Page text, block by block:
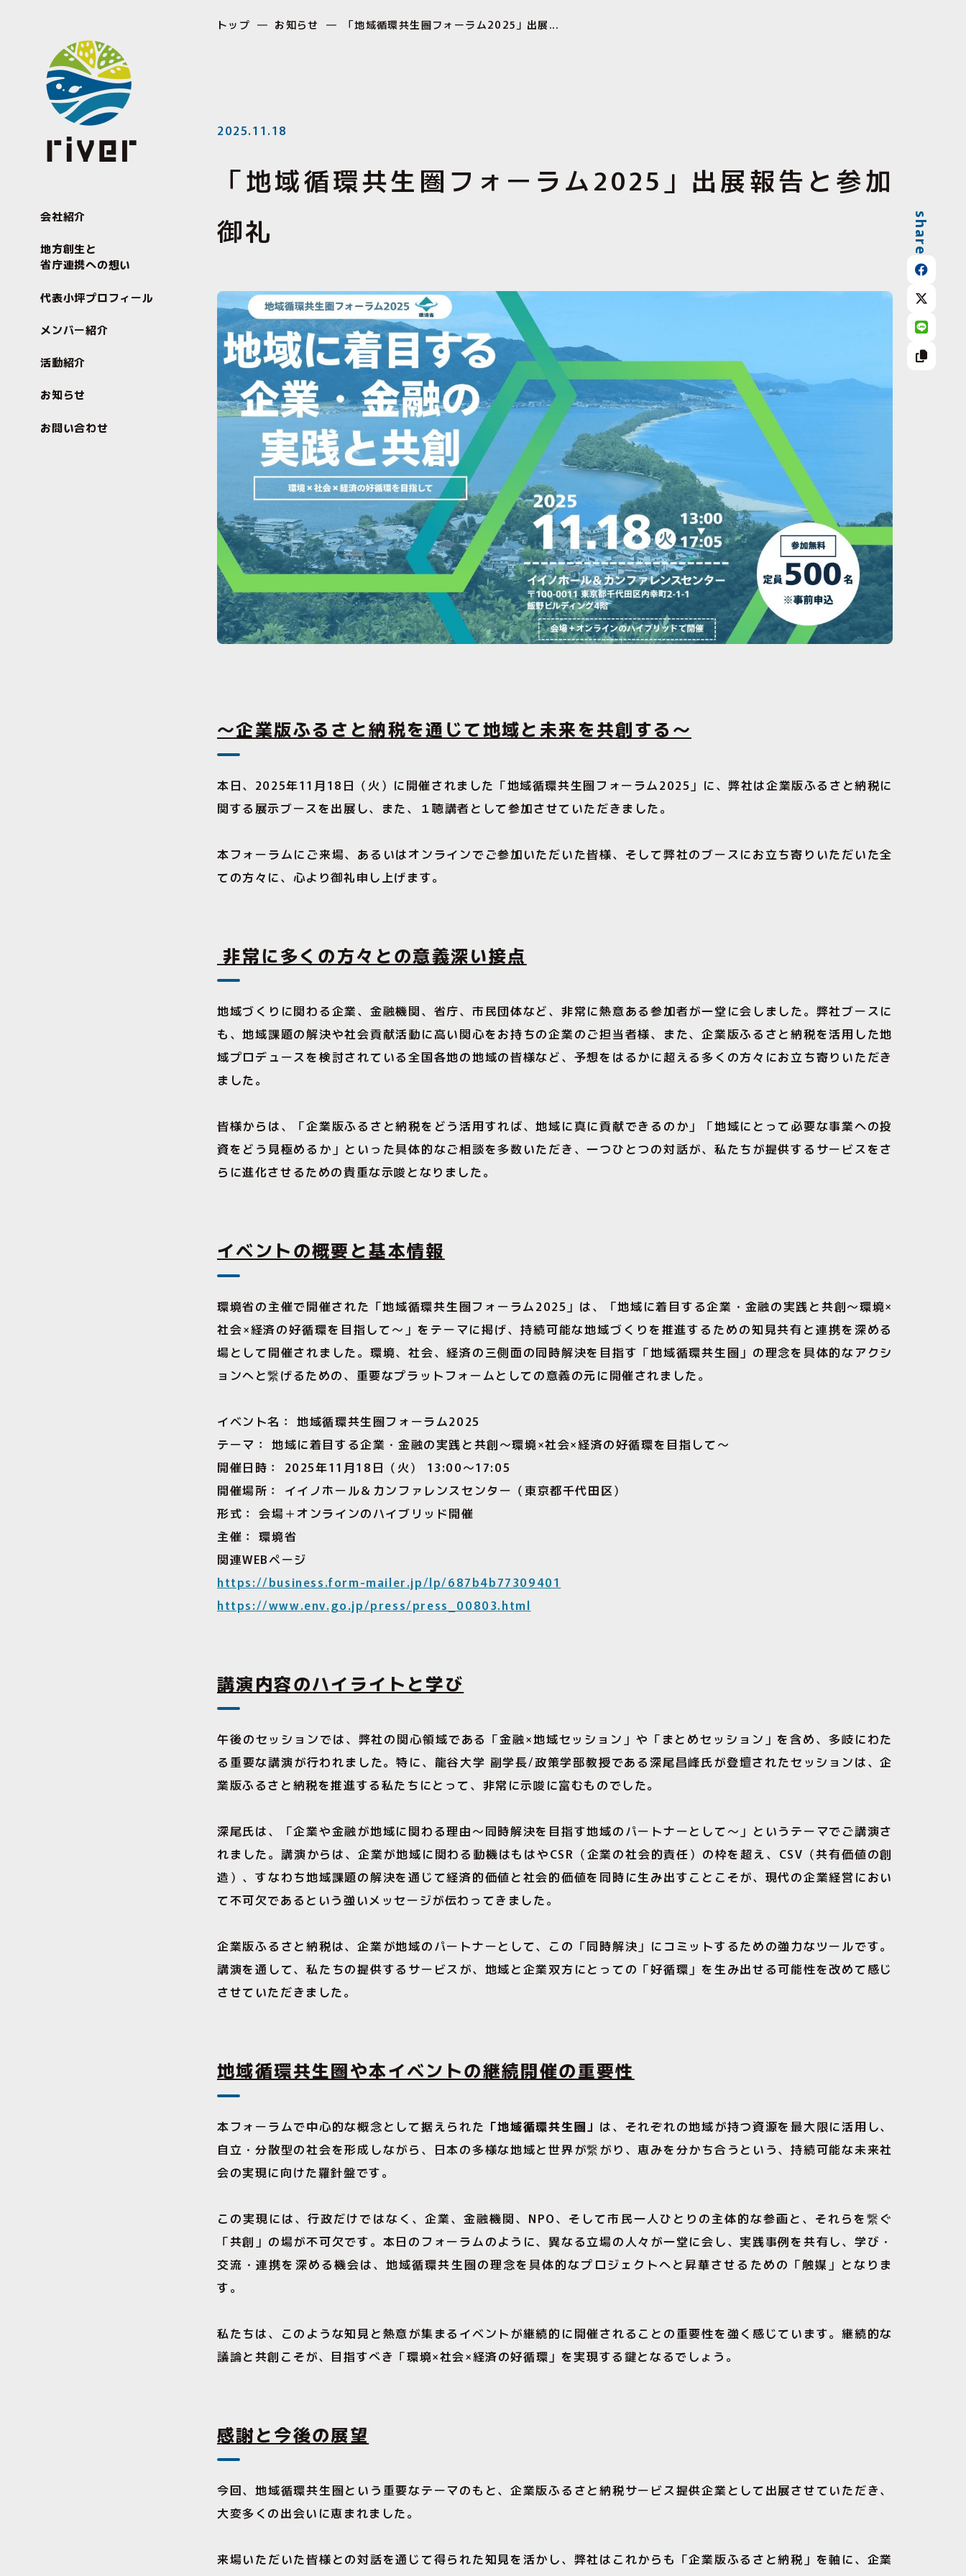
会社紹介
地方創生と
省庁連携への想い
代表小坪プロフィール
メンバー紹介
活動紹介
お知らせ
お問い合わせ
トップ お知らせ 「地域循環共生圏フォーラム2025」出展...
2025.11.18
「地域循環共生圏フォーラム2025」出展報告と参加
御礼
share
〜企業版ふるさと納税を通じて地域と未来を共創する〜
本日、2025年11月18日（火）に開催されました「地域循環共生圏フォーラム2025」に、弊社は企業版ふるさと納税に
関する展示ブースを出展し、また、１聴講者として参加させていただきました。
本フォーラムにご来場、あるいはオンラインでご参加いただいた皆様、そして弊社のブースにお立ち寄りいただいた全
ての方々に、心より御礼申し上げます。
非常に多くの方々との意義深い接点
地域づくりに関わる企業、金融機関、省庁、市民団体など、非常に熱意ある参加者が一堂に会しました。弊社ブースに
も、地域課題の解決や社会貢献活動に高い関心をお持ちの企業のご担当者様、また、企業版ふるさと納税を活用した地
域プロデュースを検討されている全国各地の地域の皆様など、予想をはるかに超える多くの方々にお立ち寄りいただき
ました。
皆様からは、「企業版ふるさと納税をどう活用すれば、地域に真に貢献できるのか」「地域にとって必要な事業への投
資をどう見極めるか」といった具体的なご相談を多数いただき、一つひとつの対話が、私たちが提供するサービスをさ
らに進化させるための貴重な示唆となりました。
イベントの概要と基本情報
環境省の主催で開催された「地域循環共生圏フォーラム2025」は、「地域に着目する企業・金融の実践と共創〜環境×
社会×経済の好循環を目指して〜」をテーマに掲げ、持続可能な地域づくりを推進するための知見共有と連携を深める
場として開催されました。環境、社会、経済の三側面の同時解決を目指す「地域循環共生圏」の理念を具体的なアクシ
ョンへと繋げるための、重要なプラットフォームとしての意義の元に開催されました。
イベント名： 地域循環共生圏フォーラム2025
テーマ： 地域に着目する企業・金融の実践と共創〜環境×社会×経済の好循環を目指して〜
開催日時： 2025年11月18日（火） 13:00〜17:05
開催場所： イイノホール＆カンファレンスセンター（東京都千代田区）
形式： 会場＋オンラインのハイブリッド開催
主催： 環境省
関連WEBページ
https://business.form-mailer.jp/lp/687b4b77309401
https://www.env.go.jp/press/press_00803.html
講演内容のハイライトと学び
午後のセッションでは、弊社の関心領域である「金融×地域セッション」や「まとめセッション」を含め、多岐にわた
る重要な講演が行われました。特に、龍谷大学 副学長/政策学部教授である深尾昌峰氏が登壇されたセッションは、企
業版ふるさと納税を推進する私たちにとって、非常に示唆に富むものでした。
深尾氏は、「企業や金融が地域に関わる理由〜同時解決を目指す地域のパートナーとして〜」というテーマでご講演さ
れました。講演からは、企業が地域に関わる動機はもはやCSR（企業の社会的責任）の枠を超え、CSV（共有価値の創
造）、すなわち地域課題の解決を通じて経済的価値と社会的価値を同時に生み出すことこそが、現代の企業経営におい
て不可欠であるという強いメッセージが伝わってきました。
企業版ふるさと納税は、企業が地域のパートナーとして、この「同時解決」にコミットするための強力なツールです。
講演を通して、私たちの提供するサービスが、地域と企業双方にとっての「好循環」を生み出せる可能性を改めて感じ
させていただきました。
地域循環共生圏や本イベントの継続開催の重要性
本フォーラムで中心的な概念として据えられた 「地域循環共生圏」 は、それぞれの地域が持つ資源を最大限に活用し、
自立・分散型の社会を形成しながら、日本の多様な地域と世界が繋がり、恵みを分かち合うという、持続可能な未来社
会の実現に向けた羅針盤です。
この実現には、行政だけではなく、企業、金融機関、NPO、そして市民一人ひとりの主体的な参画と、それらを繋ぐ
「共創」の場が不可欠です。本日のフォーラムのように、異なる立場の人々が一堂に会し、実践事例を共有し、学び・
交流・連携を深める機会は、地域循環共生圏の理念を具体的なプロジェクトへと昇華させるための「触媒」となりま
す。
私たちは、このような知見と熱意が集まるイベントが継続的に開催されることの重要性を強く感じています。継続的な
議論と共創こそが、目指すべき「環境×社会×経済の好循環」を実現する鍵となるでしょう。
感謝と今後の展望
今回、地域循環共生圏という重要なテーマのもと、企業版ふるさと納税サービス提供企業として出展させていただき、
大変多くの出会いに恵まれました。
来場いただいた皆様との対話を通じて得られた知見を活かし、弊社はこれからも「企業版ふるさと納税」を軸に、企業